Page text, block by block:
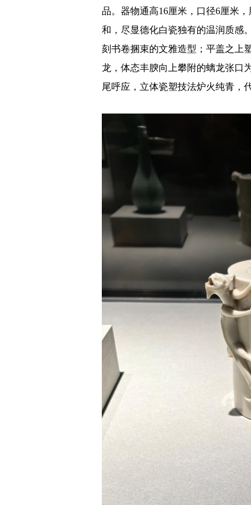
品。器物通高16厘米，口径6厘米
和，尽显德化白瓷独有的温润质感
刻书卷捆束的文雅造型；平盖之上
龙，体态丰腴向上攀附的螭龙张口
尾呼应，立体瓷塑技法炉火纯青，